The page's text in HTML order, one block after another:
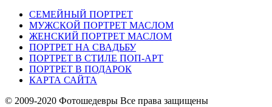
СЕМЕЙНЫЙ ПОРТРЕТ
МУЖСКОЙ ПОРТРЕТ МАСЛОМ
ЖЕНСКИЙ ПОРТРЕТ МАСЛОМ
ПОРТРЕТ НА СВАДЬБУ
ПОРТРЕТ В СТИЛЕ ПОП-АРТ
ПОРТРЕТ В ПОДАРОК
КАРТА САЙТА
© 2009-2020 Фотошедевры Все права защищены